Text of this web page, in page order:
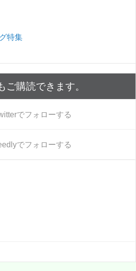
特集
ご購読できます。
でフォローする
でフォローする